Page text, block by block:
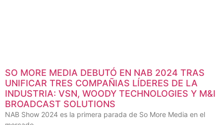
SO MORE MEDIA DEBUTÓ EN NAB 2024 TRAS
UNIFICAR TRES COMPAÑIAS LÍDERES DE LA
INDUSTRIA: VSN, WOODY TECHNOLOGIES Y M&I
BROADCAST SOLUTIONS
NAB Show 2024 es la primera parada de So More Media en el